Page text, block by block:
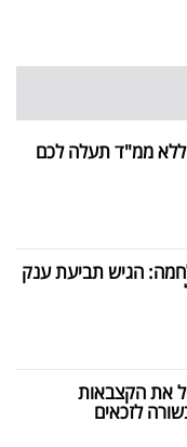
ללא ממ"ד תעלה לכם
הגיש תביעת ענק
את הקצבאות
לזכאים